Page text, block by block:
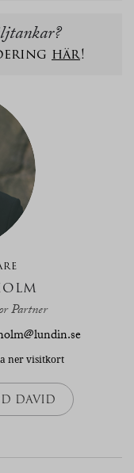
här!
Partner
ner visitkort
DAVID